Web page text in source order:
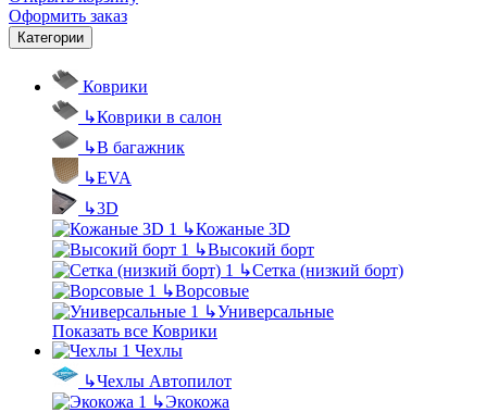
Оформить заказ
Категории
Коврики
↳Коврики в салон
↳В багажник
↳EVA
↳3D
↳Кожаные 3D
↳Высокий борт
↳Сетка (низкий борт)
↳Ворсовые
↳Универсальные
Показать все Коврики
Чехлы
↳Чехлы Автопилот
↳Экокожа